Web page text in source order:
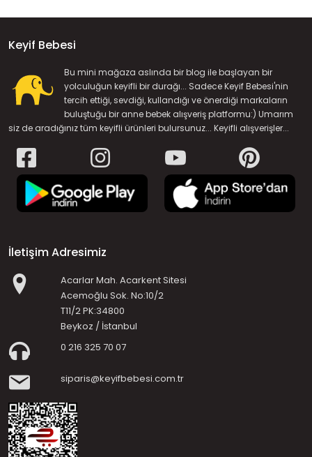
Keyif Bebesi
Bu mini mağaza aslında bir blog ile başlayan bir
yolculuğun keyifli bir durağı... Sadece Keyif Bebesi'nin
tercih ettiği, sevdiği, kullandığı ve önerdiği markaların
buluştuğu bir anne bebek alışveriş platformu:) Umarım
siz de aradığınız tüm keyifli ürünleri bulursunuz... Keyifli alışverişler...
İletişim Adresimiz
Acarlar Mah. Acarkent Sitesi
Acemoğlu Sok. No:10/2
T11/2 PK:34800
Beykoz / İstanbul
0 216 325 70 07
siparis@keyifbebesi.com.tr